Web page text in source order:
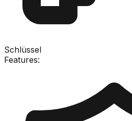
Schlüssel
Features: